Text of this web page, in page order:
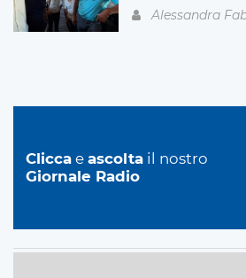
Alessandra
Clicca e ascolta il nostro
Giornale Radio